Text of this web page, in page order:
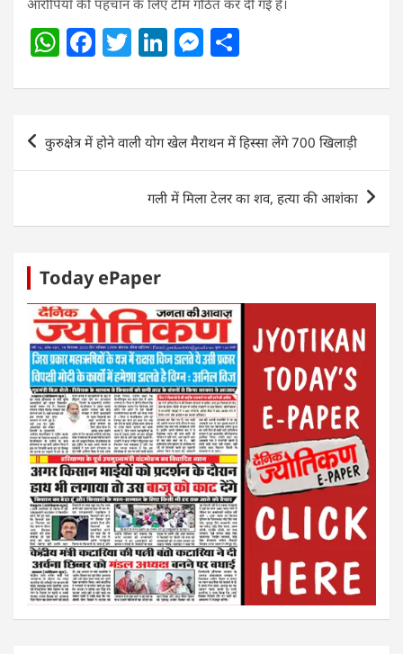
W
at
s
A
F
c
e
b
T
itt
er
Li
k
e
dI
n
M
ss
e
n
g
er
ar
e
Post
navigation
कुरुक्षेत्र में होने वाली योग खेल मैराथन में हिस्सा लेंगे 700 खिलाड़ी
गली में मिला टेलर का शव, हत्या की आशंका
Today ePaper